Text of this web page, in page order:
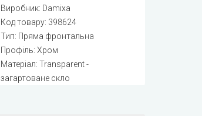
Виробник: Damixa
Код товару: 398624
Тип: Пряма фронтальна
Профіль: Хром
Матеріал: Transparent -
загартоване скло